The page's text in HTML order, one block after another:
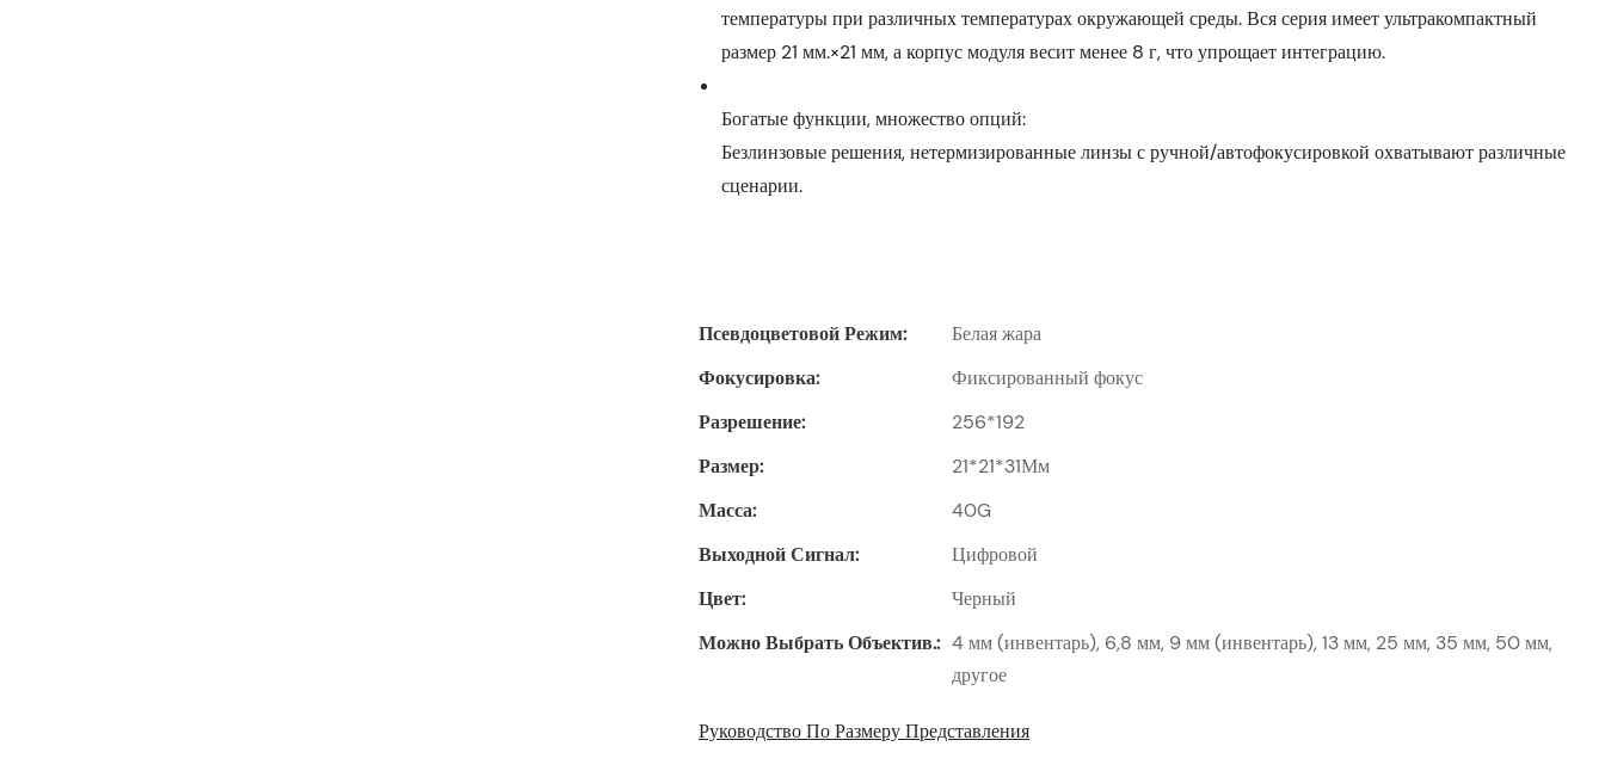
температуры при различных температурах окружающей среды. Вся серия имеет ультракомпактный
размер 21 мм.×21 мм, а корпус модуля весит менее 8 г, что упрощает интеграцию.
Безлинзовые решения, нетермизированные линзы с ручной/автофокусировкой охватывают различные
сценарии.
Псевдоцветовой Режим:
Белая жара
Фокусировка:
Фиксированный фокус
Разрешение:
256*192
Размер:
21*21*31Мм
Масса:
40G
Выходной Сигнал:
Цифровой
Цвет:
Черный
Можно Выбрать Объектив.: 4 мм (инвентарь), 6,8 мм, 9 мм (инвентарь), 13 мм, 25 мм, 35 ​​мм, 50 мм,
другое
Руководство По Размеру Представления